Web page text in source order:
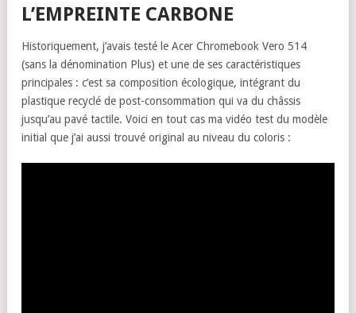
L’EMPREINTE CARBONE
Historiquement, j’avais testé le Acer Chromebook Vero 514
(sans la dénomination Plus) et une de ses caractéristiques
principales : c’est sa composition écologique, intégrant du
plastique recyclé de post-consommation qui va du châssis
jusqu’au pavé tactile. Voici en tout cas ma vidéo test du modèle
initial que j’ai aussi trouvé original au niveau du coloris :